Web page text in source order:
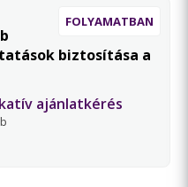
FOLYAMATBAN
biztosítása a
ajánlatkérés